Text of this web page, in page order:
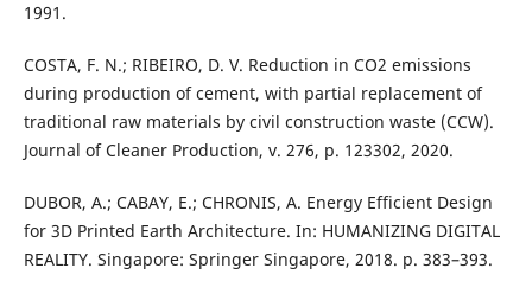
1991.
COSTA, F. N.; RIBEIRO, D. V. Reduction in CO2 emissions
during production of cement, with partial replacement of
traditional raw materials by civil construction waste (CCW).
Journal of Cleaner Production, v. 276, p. 123302, 2020.
DUBOR, A.; CABAY, E.; CHRONIS, A. Energy Efficient Design
for 3D Printed Earth Architecture. In: HUMANIZING DIGITAL
REALITY. Singapore: Springer Singapore, 2018. p. 383–393.